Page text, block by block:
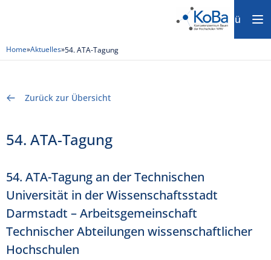
Menü
Home»Aktuelles»54. ATA-Tagung
Zurück zur Übersicht
54. ATA-Tagung
54. ATA-Tagung an der Technischen
Universität in der Wissenschaftsstadt
Darmstadt – Arbeitsgemeinschaft
Technischer Abteilungen wissenschaftlicher
Hochschulen